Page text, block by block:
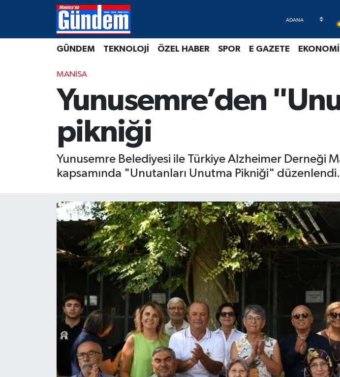
GÜNDEM TEKNOLOJİ ÖZEL HABER SPOR E GAZETE EKONOMİ
MANİSA
Yunusemre’den
pikniği
Yunusemre Belediyesi ile Türkiye Alzheimer Derneği
kapsamında "Unutanları Unutma Pikniği" düzenlendi.
Manisa Hava Durumu
Süper Lig Puan Durumu ve Fikstür
Tüm Manşetler
Son Dakika Haberleri
Haber Arşivi